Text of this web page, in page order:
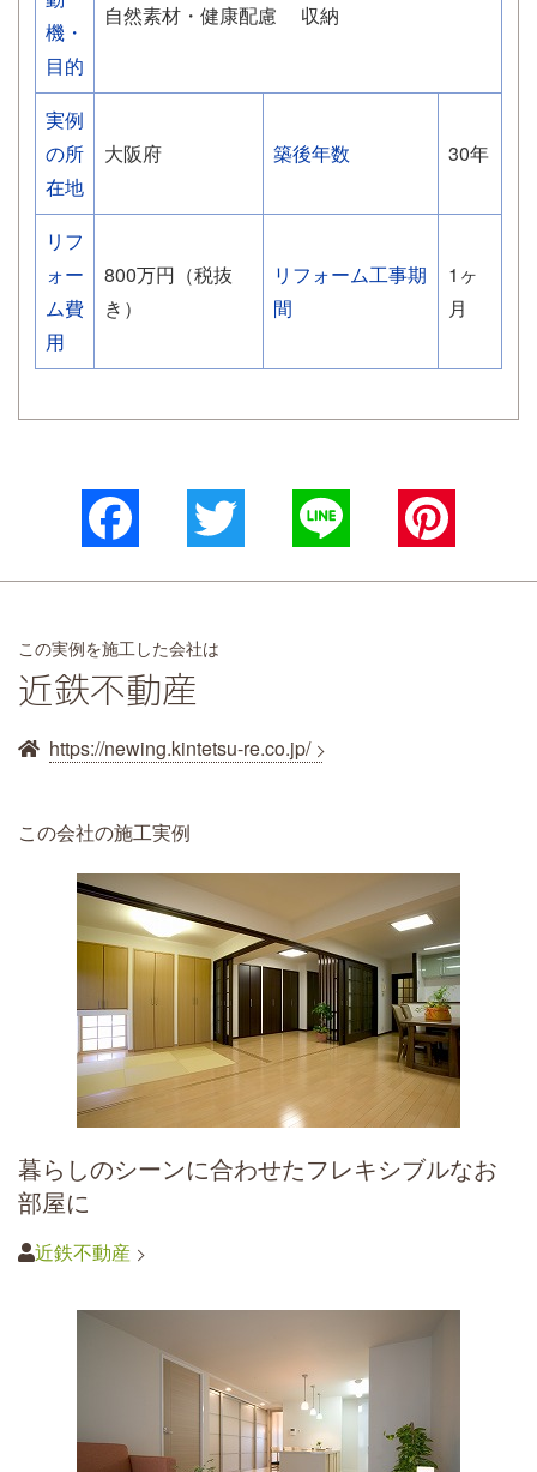
機・
目的
自然素材・健康配慮
収納
実例
の所
在地
大阪府 築後年数 30年
リフ
ォー
ム費
用
800万円（税抜
き）
リフォーム工事期
間
1ヶ
月
Facebook
この実例を施工した会社は
近鉄不動産
https://newing.kintetsu-re.co.jp/
この会社の施工実例
暮らしのシーンに合わせたフレキシブルなお
部屋に
近鉄不動産